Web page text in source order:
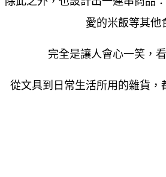
愛的米飯等其他
完全是讓人會心一笑，
從文具到日常生活所用的雜貨，